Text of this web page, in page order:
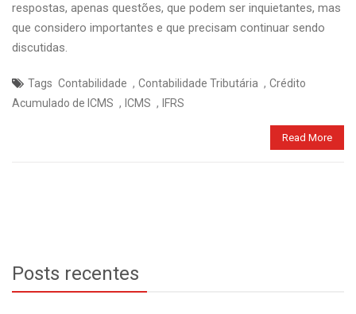
respostas, apenas questões, que podem ser inquietantes, mas
que considero importantes e que precisam continuar sendo
discutidas.
Tags Contabilidade , Contabilidade Tributária , Crédito
Acumulado de ICMS , ICMS , IFRS
Read More
Posts recentes